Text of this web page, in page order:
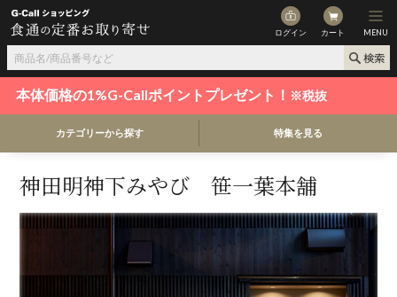
ログイン カート MENU
本体価格の1%G-Callポイントプレゼント！ ※税抜
カテゴリーから探す 特集を見る
神田明神下みやび 笹一葉本舗